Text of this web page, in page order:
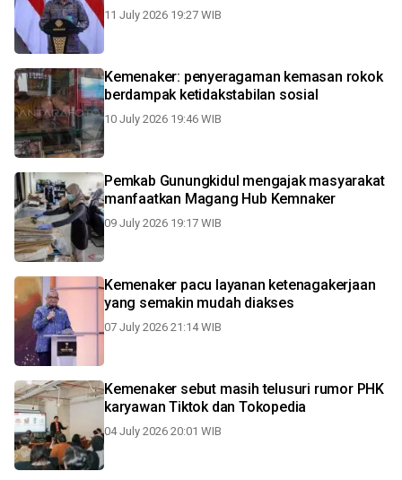
11 July 2026 19:27 WIB
Kemenaker: penyeragaman kemasan rokok
berdampak ketidakstabilan sosial
10 July 2026 19:46 WIB
Pemkab Gunungkidul mengajak masyarakat
manfaatkan Magang Hub Kemnaker
09 July 2026 19:17 WIB
Kemenaker pacu layanan ketenagakerjaan
yang semakin mudah diakses
07 July 2026 21:14 WIB
Kemenaker sebut masih telusuri rumor PHK
karyawan Tiktok dan Tokopedia
04 July 2026 20:01 WIB